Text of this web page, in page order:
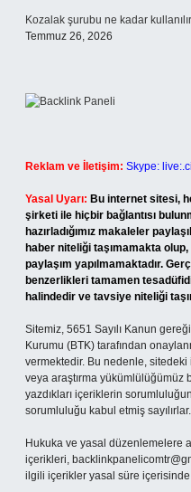
Kozalak şurubu ne kadar
Temmuz 26, 2026
Reklam ve İletişim: Skype:
Yasal Uyarı: Bu internet sitesi,
şirketi ile hiçbir bağlantısı
hazırladığımız makaleler
haber niteliği taşımamakta
paylaşım yapılmamaktadır.
benzerlikleri tamamen
halindedir ve tavsiye niteliği
Sitemiz, 5651 Sayılı Kanun
Kurumu (BTK) tarafından
vermektedir. Bu nedenle,
veya araştırma yükümlülüğümüz
yazdıkları içeriklerin
sorumluluğu kabul etmiş sayılırlar.
Hukuka ve yasal düzenlemelere
içerikleri,
ilgili içerikler yasal süre içerisinde